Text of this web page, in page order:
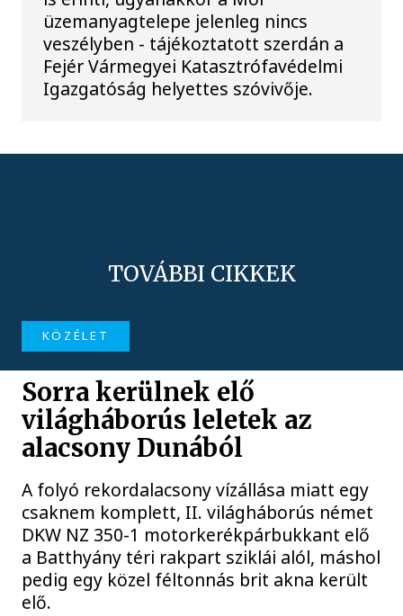
üzemanyagtelepe jelenleg nincs
veszélyben - tájékoztatott szerdán a
Fejér Vármegyei Katasztrófavédelmi
Igazgatóság helyettes szóvivője.
TOVÁBBI CIKKEK
KÖZÉLET
Sorra kerülnek elő
világháborús leletek az
alacsony Dunából
A folyó rekordalacsony vízállása miatt egy
csaknem komplett, II. világháborús német
DKW NZ 350-1 motorkerékpárbukkant elő
a Batthyány téri rakpart sziklái alól, máshol
pedig egy közel féltonnás brit akna került
elő.